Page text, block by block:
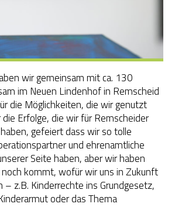
Schule
wir gemeinsam mit ca. 130
im Neuen Lindenhof in Remscheid
die Möglichkeiten, die wir genutzt
Erfolge, die wir für Remscheider
gefeiert dass wir so tolle
und ehrenamtliche
Seite haben, aber wir haben
kommt, wofür wir uns in Zukunft
z.B. Kinderrechte ins Grundgesetz,
oder das Thema